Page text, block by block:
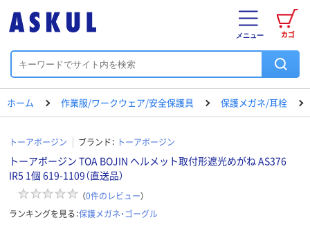
カゴ
メニュー
ホーム 作業服/ワークウェア/安全保護具 保護メガネ/耳栓
トーアボージン ブランド： トーアボージン
トーアボージン TOA BOJIN ヘルメット取付形遮光めがね AS376
IR5 1個 619-1109（直送品）
（0件のレビュー）
ランキングを見る：保護メガネ・ゴーグル